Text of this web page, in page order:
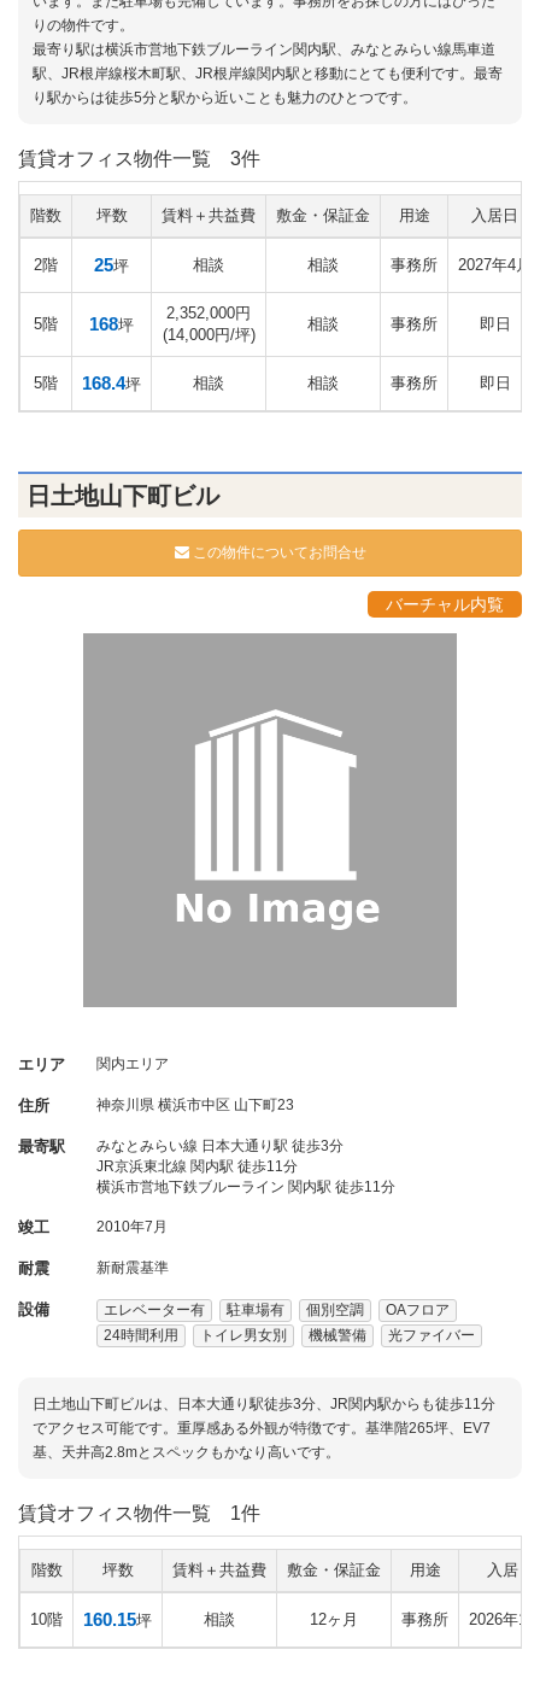
りの物件です。
最寄り駅は横浜市営地下鉄ブルーライン関内駅、みなとみらい線馬車道
駅、JR根岸線桜木町駅、JR根岸線関内駅と移動にとても便利です。最寄
り駅からは徒歩5分と駅から近いことも魅力のひとつです。
賃貸オフィス物件一覧 3件
階数 坪数 賃料＋共益費 敷金・保証金 用途 入居日
2階 25坪 相談 相談 事務所 2027年4月
5階 168坪
2,352,000円
(14,000円/坪)
相談 事務所 即日
5階 168.4坪 相談 相談 事務所 即日
日土地山下町ビル
この物件についてお問合せ
バーチャル内覧
エリア 関内エリア
住所 神奈川県 横浜市中区 山下町23
最寄駅
みなとみらい線 日本大通り駅 徒歩3分
JR京浜東北線 関内駅 徒歩11分
横浜市営地下鉄ブルーライン 関内駅 徒歩11分
竣工 2010年7月
耐震 新耐震基準
設備 エレベーター有 駐車場有 個別空調
OAフロア
24時間利用
トイレ男女別 機械警備 光ファイバー
日土地山下町ビルは、日本大通り駅徒歩3分、JR関内駅からも徒歩11分
でアクセス可能です。重厚感ある外観が特徴です。基準階265坪、EV7
基、天井高2.8mとスペックもかなり高いです。
賃貸オフィス物件一覧 1件
階数 坪数 賃料＋共益費 敷金・保証金 用途 入居日
10階 160.15坪 相談 12ヶ月 事務所 2026年12